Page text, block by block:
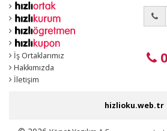
İş Ortaklarımız
Hakkımızda
İletişim
hizlioku.web.tr